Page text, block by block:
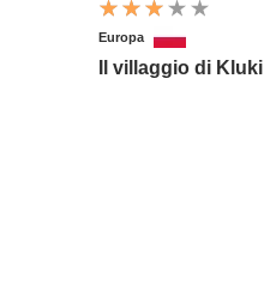
Europa
Il villaggio di Kluki